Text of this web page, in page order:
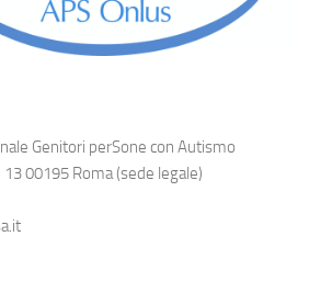
Genitori perSone con Autismo
00195 Roma (sede legale)